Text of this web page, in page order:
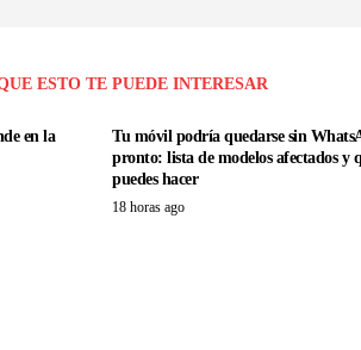
ESTO TE PUEDE INTERESAR
en la
Tu móvil podría quedarse sin
pronto: lista de modelos afectados y
puedes hacer
18 horas ago